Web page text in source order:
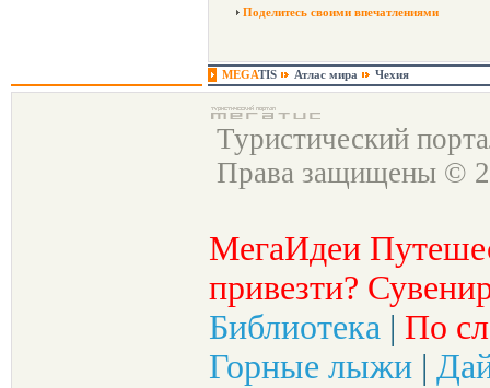
Поделитесь своими впечатлениями
MEGATIS Атлас мира Чехия
Туристический
Права защищены ©
МегаИдеи
привезти?
Библиотека | По
Горные лыжи |